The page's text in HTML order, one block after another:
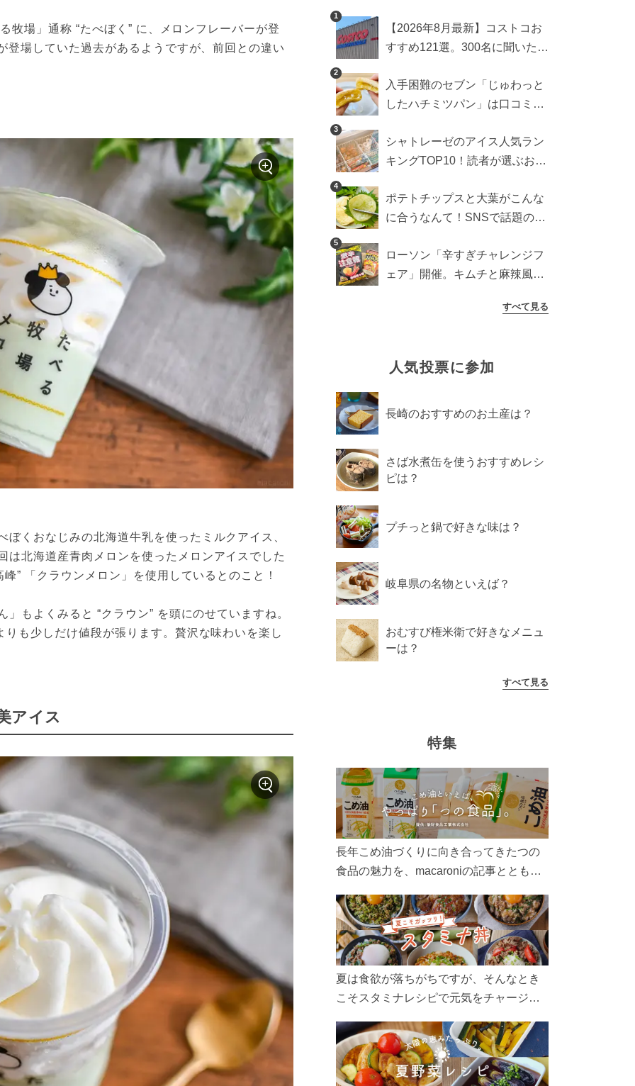
牧場」通称 “たべぼく” に、メロンフレーバーが登
場していた過去があるようですが、前回との違い
くおなじみの北海道牛乳を使ったミルクアイス、
は北海道産青肉メロンを使ったメロンアイスでした
” 「クラウンメロン」を使用しているとのこと！
もよくみると “クラウン” を頭にのせていますね。
も少しだけ値段が張ります。贅沢な味わいを楽し
アイス
1
【2026年8月最新】コストコお
すすめ121選。300名に聞いた買
め商品も
2
入手困難のセブン「じゅわっと
したハチミツパン」は口コミ通
検証
3
シャトレーゼのアイス人気ラン
キングTOP10！読者が選ぶおす
4
ポテトチップスと大葉がこんな
に合うなんて！SNSで話題の食
5
ローソン「辛すぎチャレンジフ
ェア」開催。キムチと麻辣風の
すべて見る
人気投票に参加
長崎のおすすめのお土産は？
さば水煮缶を使うおすすめレシ
ピは？
プチっと鍋で好きな味は？
岐阜県の名物といえば？
おむすび権米衛で好きなメニュ
ーは？
すべて見る
特集
長年こめ油づくりに向き合ってきたつの
食品の魅力を、macaroniの記事とともに
ん、製造現場や品質へのこだわりまで。
こめ油をもっと好きになるコンテンツを
ぜひお楽しみください。
夏は食欲が落ちがちですが、そんなとき
こそスタミナレシピで元気をチャージ！
リ食べて、夏バテを吹き飛ばしましょ
う！